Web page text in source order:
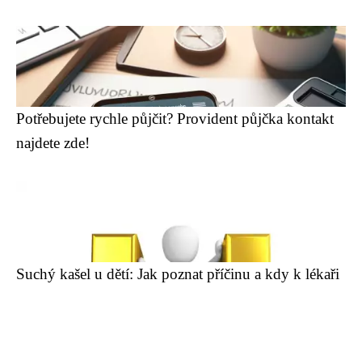
Potřebujete rychle půjčit? Provident půjčka kontakt
najdete zde!
Suchý kašel u dětí: Jak poznat příčinu a kdy k lékaři